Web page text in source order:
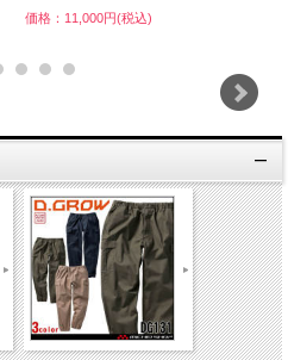
価格：11,000円(税込)